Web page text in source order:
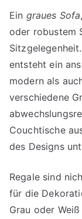
Ein graues Sofa
oder robustem
entsteht ein
modern als
verschiedene
Couchtische
des Designs
Regale sind
für die
Grau oder